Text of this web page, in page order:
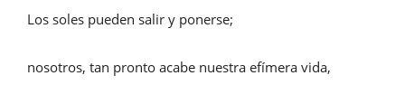
Los soles pueden salir y ponerse;
nosotros, tan pronto acabe nuestra efímera vida,